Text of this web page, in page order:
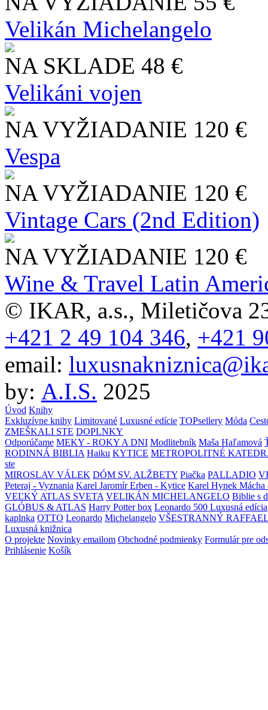
Velikán Michelangelo
NA SKLADE 48 €
Velikáni vojen
NA VYŽIADANIE 120 €
Vespa
NA VYŽIADANIE 120 €
Vintage Cars (2nd Edition)
NA VYŽIADANIE 120 €
Wine & Travel Latin
© IKAR, a.s., Miletičova
+421 2 49 104 346, +421
email:
by: A.I.S. 2025
Úvod Knihy
Exkluzívne knihy Limitované Luxusné edície TOPsellery Móda
ZMEŠKALI STE DOPLNKY
Odporúčame MEKY - ROKY A DNI Modlitebník Maša Haľamová
RODINNÁ BIBLIA Haiku KYTICE METROPOLITNÉ
ste
MIROSLAV VÁLEK DÓM SV. ALŽBETY Piačka PALLADIO
Peteraj - Vyznania Karel Jaromír Erben - Kytice Karel Hynek Mácha
VEĽKÝ ATLAS SVETA VELIKÁN MICHELANGELO Biblie s
GLÓBUS & ATLAS Harry Potter box Leonardo 500 Luxusná edícia
kaplnka OTTO Leonardo Michelangelo VŠESTRANNÝ
Luxusná knižnica
O projekte Novinky emailom Obchodné podmienky Formulár pre
Prihlásenie Košík